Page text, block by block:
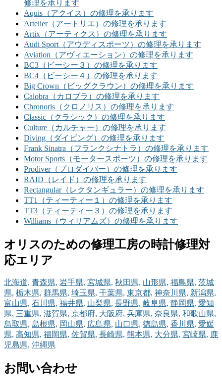
修理を承ります
Aquis（アクイス）の修理を承ります
Artelier（アートリエ）の修理を承ります
Artix（アーティクス）の修理を承ります
Audi Sport（アウディスポーツ）の修理を承ります
Aviation（アヴィエーション）の修理を承ります
BC3（ビーシー３）の修理を承ります
BC4（ビーシー４）の修理を承ります
Big Crown（ビッグクラウン）の修理を承ります
Calobra（カロブラ）の修理を承ります
Chronoris（クロノリス）の修理を承ります
Classic（クラシック）の修理を承ります
Culture（カルチャー）の修理を承ります
Diving（ダイビング）の修理を承ります
Frank Sinatra（フランクシナトラ）の修理を承ります
Motor Sports（モータースポーツ）の修理を承ります
Prodiver（プロダイバー）の修理を承ります
RAID（レイド）の修理を承ります
Rectangular（レクタンギュラー）の修理を承ります
TT1（ティーティー１）の修理を承ります
TT3（ティーティー３）の修理を承ります
Williams（ウィリアムズ）の修理を承ります
オリスのための修理工房の時計修理対
応エリア
北海道, 青森県, 岩手県, 宮城県, 秋田県, 山形県, 福島県, 茨城
県, 栃木県, 群馬県, 埼玉県, 千葉県, 東京都, 神奈川県, 新潟県,
富山県, 石川県, 福井県, 山梨県, 長野県, 岐阜県, 静岡県, 愛知
県, 三重県, 滋賀県, 京都府, 大阪府, 兵庫県, 奈良県, 和歌山県,
鳥取県, 島根県, 岡山県, 広島県, 山口県, 徳島県, 香川県, 愛媛
県, 高知県, 福岡県, 佐賀県, 長崎県, 熊本県, 大分県, 宮崎県, 鹿
児島県, 沖縄県
お問い合わせ